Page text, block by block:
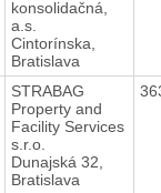
konsolidačná,
a.s.
Cintorínska,
Bratislava
STRABAG
Property and
Facility Services
s.r.o.
Dunajská 32,
Bratislava